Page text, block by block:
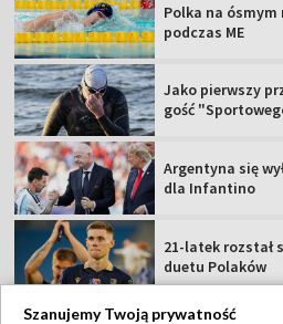
Polka na
podczas ME
Jako pierwszy
gość
Argentyna się
dla Infantino
21-latek rozstał
duetu Polaków
Szanujemy Twoją prywatność